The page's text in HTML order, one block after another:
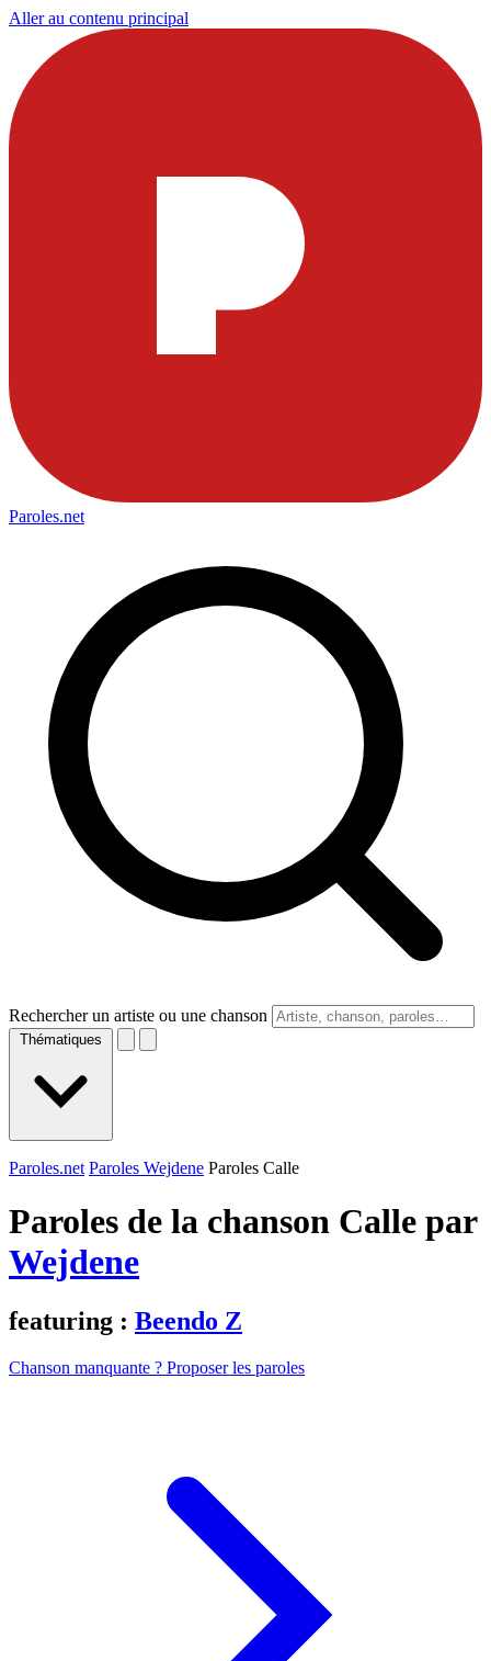
Aller au contenu principal
Paroles.net
Rechercher un artiste ou une chanson
Thématiques
Paroles.net Paroles Wejdene Paroles Calle
Paroles de la chanson Calle par
Wejdene
featuring : Beendo Z
Chanson manquante ? Proposer les paroles